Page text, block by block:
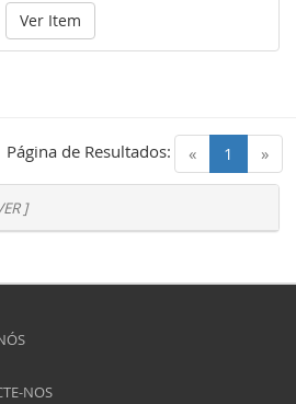
Ver Item
« 1 (current)
»
Página de Resultados:
]
NOS